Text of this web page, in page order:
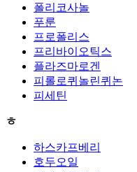
폴리코사놀
푸룬
프로폴리스
프리바이오틱스
플라즈마로겐
피롤로퀴놀린퀴논
피세틴
ㅎ
하스카프베리
호두오일